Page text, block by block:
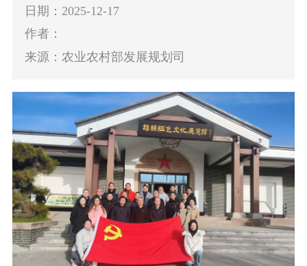
日期：2025-12-17
作者：
来源：农业农村部发展规划司